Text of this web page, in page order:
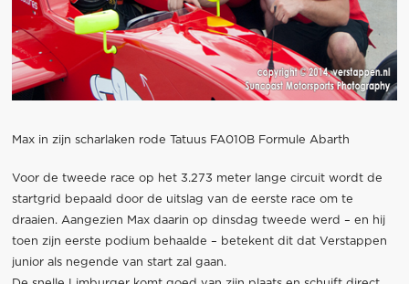
Max in zijn scharlaken rode Tatuus FA010B Formule Abarth
Voor de tweede race op het 3.273 meter lange circuit wordt de
startgrid bepaald door de uitslag van de eerste race om te
draaien. Aangezien Max daarin op dinsdag tweede werd – en hij
toen zijn eerste podium behaalde – betekent dit dat Verstappen
junior als negende van start zal gaan.